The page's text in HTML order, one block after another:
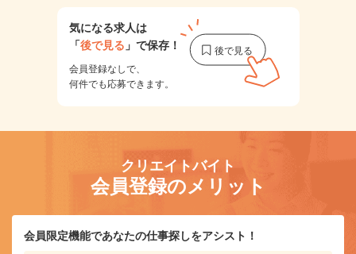
気になる求人は
「後で見る 」で保存！
会員登録なしで、
何件でも応募できます。
クリエイトバイト
会員登録のメリット
会員限定機能であなたの仕事探しをアシスト！